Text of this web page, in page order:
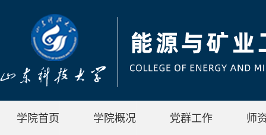
学院首页 学院概况 党群工作 师